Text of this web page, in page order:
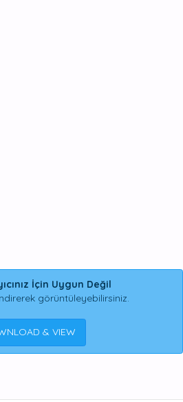
İçin Uygun Değil
görüntüleyebilirsiniz.
& VIEW